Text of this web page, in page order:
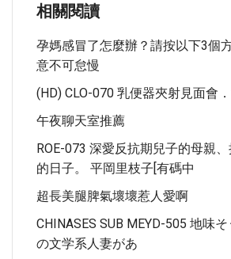
相關閱讀
孕媽感冒了怎麼辦？請按以下3個
意不可怠慢
(HD) CLO-070 乳便器夾射見面會
午夜聊天室推薦
ROE-073 深愛反抗期兒子的母親
的日子。 平岡里枝子[有碼中
超長美腿脾氣壞壞惹人愛啊
CHINASES SUB MEYD-505 地味
の文学系人妻があ